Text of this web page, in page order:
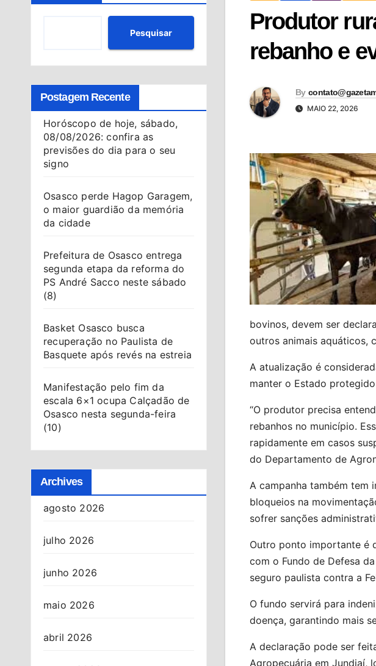
Pesquisar
Postagem Recente
Horóscopo de hoje, sábado,
08/08/2026: confira as
previsões do dia para o seu
signo
Osasco perde Hagop Garagem,
o maior guardião da memória
da cidade
Prefeitura de Osasco entrega
segunda etapa da reforma do
PS André Sacco neste sábado
(8)
Basket Osasco busca
recuperação no Paulista de
Basquete após revés na estreia
Manifestação pelo fim da
escala 6×1 ocupa Calçadão de
Osasco nesta segunda-feira
(10)
Archives
agosto 2026
julho 2026
junho 2026
maio 2026
abril 2026
Produtor
rebanho e
By
MAIO 22, 2026
bovinos, devem ser
outros animais aquáticos,
A atualização é
manter o Estado
“O produtor precisa
rebanhos no município.
rapidamente em casos
do Departamento de
A campanha também tem
bloqueios na
sofrer sanções
Outro ponto importante é
com o Fundo de Defesa
seguro paulista contra a
O fundo servirá para
doença, garantindo mais
A declaração pode ser
Agropecuária em Jundiaí,